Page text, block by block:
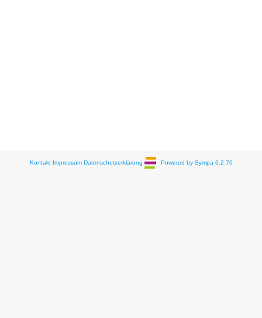
Kontakt Impressum Datenschutzerklärung Powered by Sympa 6.2.70